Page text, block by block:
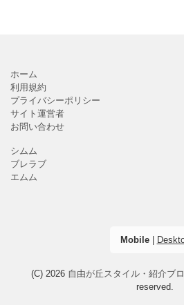
ホーム
利用規約
プライバシーポリシー
サイト運営者
お問い合わせ
シムム
ブレラブ
エムム
Mobile|
(C) 2026 自由が丘スタイル・紹介ブ
reserved.